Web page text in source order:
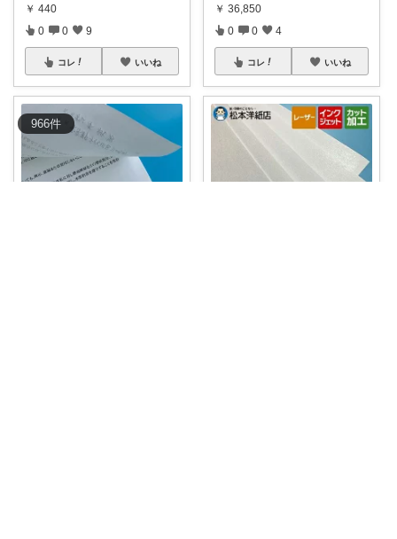
966件
￥ 440
0 0 9
コレ いいね
￥ 36,850
0 0 4
コレ いいね